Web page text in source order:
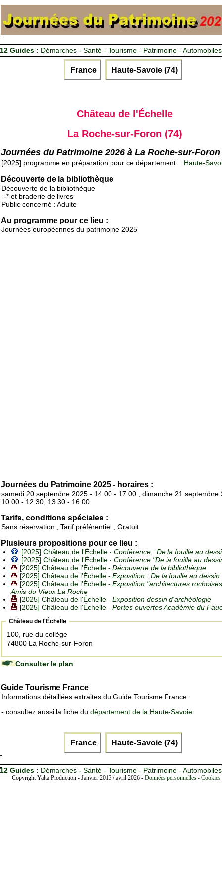
12 Guides : Démarches - Santé - Tourisme - Patrimoine - Automobiles
France Haute-Savoie (74)
Château de l'Échelle
La Roche-sur-Foron (74)
Journées du Patrimoine 2026 à La Roche-sur-Foron
[2025] programme en préparation pour ce département : Haute-
Découverte de la bibliothèque
Découverte de la bibliothèque
--* et braderie de livres
Public concerné : Adulte
Au programme pour ce lieu :
Journées européennes du patrimoine 2025
Journées du Patrimoine 2025 - horaires :
samedi 20 septembre 2025 - 14:00 - 17:00 , dimanche 21 septembre
10:00 - 12:30, 13:30 - 16:00
Tarifs, conditions spéciales :
Sans réservation , Tarif préférentiel , Gratuit
Plusieurs propositions pour ce lieu :
[2025] Château de l'Échelle - Conférence : De la fouille au
[2025] Château de l'Échelle - Conférence "De la fouille au
[2025] Château de l'Échelle - Découverte de la bibliothèque
[2025] Château de l'Échelle - Exposition : De la fouille au dessin
[2025] Château de l'Échelle - Exposition "architectures
Amis du Vieux La Roche
[2025] Château de l'Échelle - Exposition dessin d'archéologie
[2025] Château de l'Échelle - Portes ouvertes Académie du
Château de l'Échelle
100, rue du collège
74800 La Roche-sur-Foron
Consulter le plan
Guide Tourisme France
Informations détaillées extraites du Guide Tourisme France :
- consultez aussi la fiche du département de la Haute-Savoie
France Haute-Savoie (74)
12 Guides : Démarches - Santé - Tourisme - Patrimoine - Automobiles
Copyright Yalta Production - Janvier 2013 / avril 2026 -Données personnelles -